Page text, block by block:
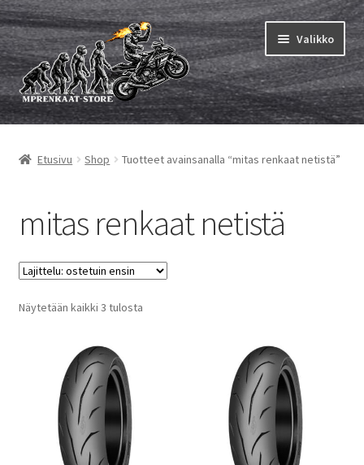
Siirry
navigointiin
Siirry
sisältöön
Valikko
MP renkaat
tason
Sisärenkaat ja nauhat
Rengasmerkit
Etusivu Shop Tuotteet avainsanalla “mitas renkaat netistä”
mitas renkaat netistä
Näytetään kaikki 3 tulostaSuosituimmat